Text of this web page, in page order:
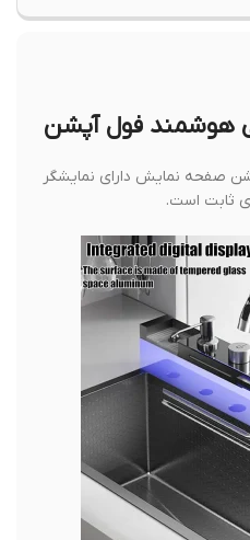
فول آپشن
نمایش دارای نمایشگر